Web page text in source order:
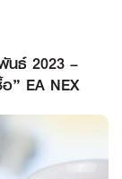
นธ์ 2023 –
” EA NEX